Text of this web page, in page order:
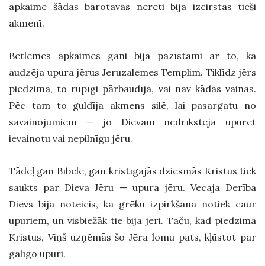
apkaimē šādas barotavas nereti bija izcirstas tieši
akmenī.
Bētlemes apkaimes gani bija pazīstami ar to, ka
audzēja upura jērus Jeruzālemes Templim. Tiklīdz jērs
piedzima, to rūpīgi pārbaudīja, vai nav kādas vainas.
Pēc tam to guldīja akmens silē, lai pasargātu no
savainojumiem — jo Dievam nedrīkstēja upurēt
ievainotu vai nepilnīgu jēru.
Tādēļ gan Bībelē, gan kristīgajās dziesmās Kristus tiek
saukts par Dieva Jēru — upura jēru. Vecajā Derībā
Dievs bija noteicis, ka grēku izpirkšana notiek caur
upuriem, un visbiežāk tie bija jēri. Taču, kad piedzima
Kristus, Viņš uzņēmās šo Jēra lomu pats, kļūstot par
galīgo upuri.